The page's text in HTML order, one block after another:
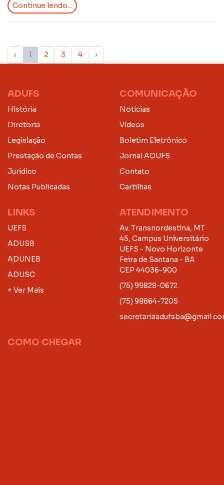
Continue lendo...
‹ 1 2 3 4 ›
ADUFS
História
Diretoria
Legislação
Prestação de Contas
Jurídico
Notas Publicadas
COMUNICAÇÃO
Notícias
Vídeos
Boletim Eletrônico
Jornal ADUFS
Contato
Cartilhas
LINKS
UEFS
ADUSB
ADUNEB
ADUSC
+ Ver Mais
COMO CHEGAR
ATENDIMENTO
Av. Transnordestina, MT
45, Campus Universitário
UEFS - Novo Horizonte
Feira de Santana - BA
CEP 44036-900
(75) 99828-0672
(75) 98864-7205